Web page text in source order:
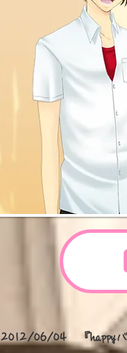
2012/06/04 『happy